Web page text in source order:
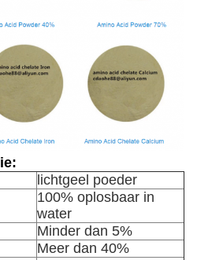
lichtgeel poeder
100% oplosbaar in
water
Minder dan 5%
Meer dan 40%